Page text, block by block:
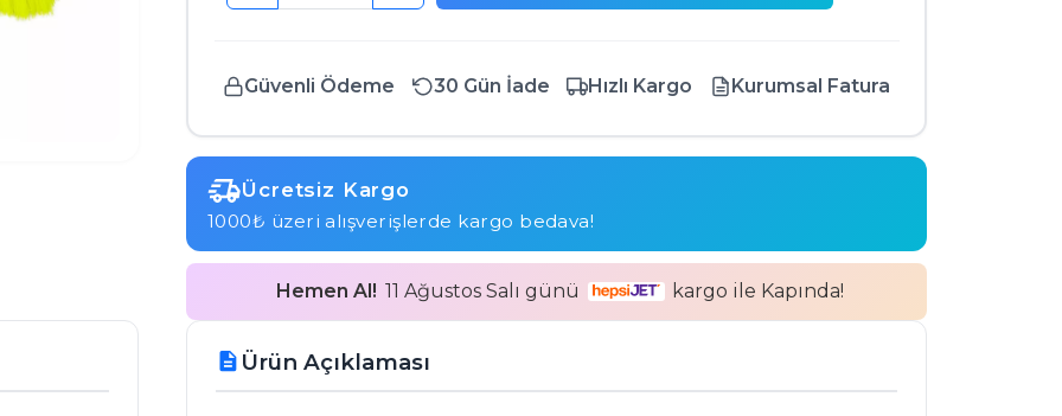
Güvenli Ödeme 30 Gün İade Hızlı Kargo Kurumsal Fatura
Ücretsiz Kargo
1000₺ üzeri alışverişlerde kargo bedava!
Hemen Al! 11 Ağustos Salı günü kargo ile Kapında!
description Ürün Açıklaması